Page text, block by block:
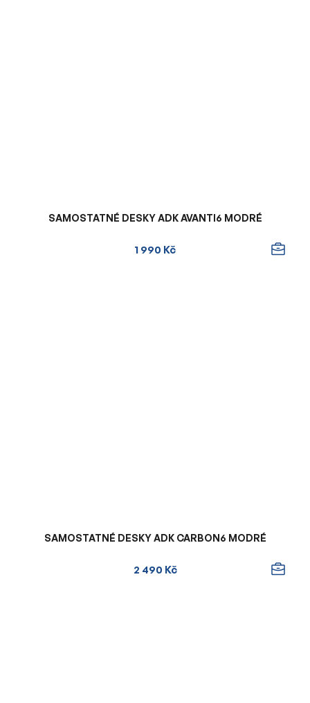
SAMOSTATNÉ DESKY ADK AVANTI6 MODRÉ
1 990 Kč
SAMOSTATNÉ DESKY ADK CARBON6 MODRÉ
2 490 Kč